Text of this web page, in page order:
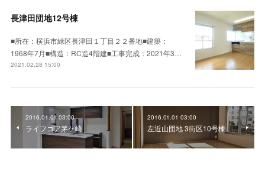
長津田団地12号棟
■所在：横浜市緑区長津田１丁目２２番地■建築：
1968年7月■構造：RC造4階建■工事完成：2021年3…
2021.02.28 15:00
2016.01.01 03:00
ライフコア茅ケ崎
2016.01.01 03:00
左近山団地 3街区10号棟